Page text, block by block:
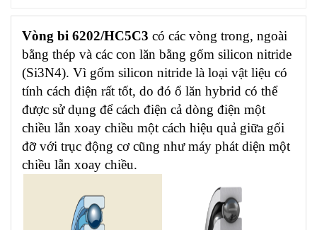
Vòng bi 6202/HC5C3 có các vòng trong, ngoài
bằng thép và các con lăn bằng gốm silicon nitride
(Si3N4). Vì gốm silicon nitride là loại vật liệu có
tính cách điện rất tốt, do đó ổ lăn hybrid có thể
được sử dụng để cách điện cả dòng điện một
chiều lẫn xoay chiều một cách hiệu quả giữa gối
đỡ với trục động cơ cũng như máy phát diện một
chiều lẫn xoay chiều.